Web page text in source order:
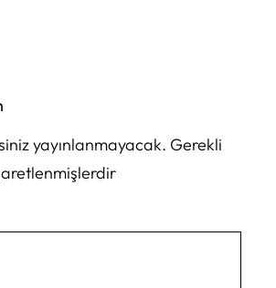
yayınlanmayacak. Gerekli